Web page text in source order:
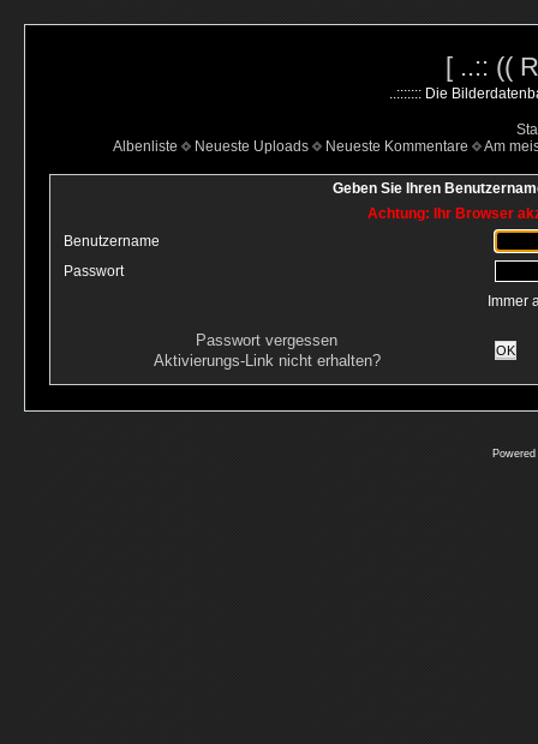
[ ..:: ((
..::::::: Die
Albenliste
Neueste Uploads Neueste Kommentare Am
Geben Sie Ihren
Achtung: Ihr Browser
Benutzername
Passwort
Immer
Passwort vergessen
Aktivierungs-Link nicht erhalten?
OK